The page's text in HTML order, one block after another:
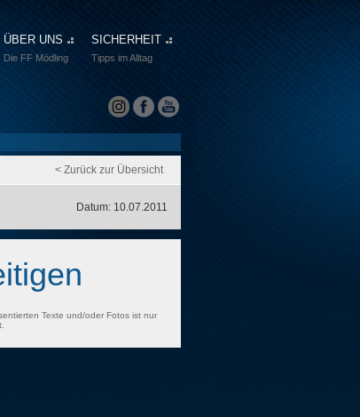
ÜBER UNS
Die FF Mödling
SICHERHEIT
Tipps im Alltag
< Zurück zur Übersicht
Datum: 10.07.2011
Texte und/oder Fotos ist nur